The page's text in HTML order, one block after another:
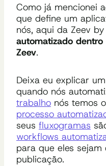
Como já mencionei
que define um
nós, aqui da Zeev
automatizado
Zeev.
Deixa eu explicar
quando nós
trabalho nós temos
processo
seus fluxogramas
workflows
para que eles
publicação.